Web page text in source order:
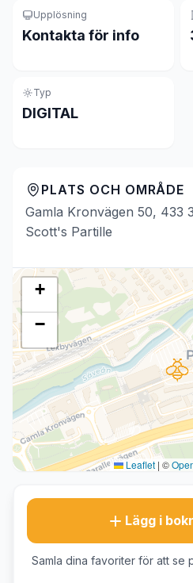
Upplösning
Kontakta för info
Typ
DIGITAL
PLATS OCH OMRÅDE
Gamla Kronvägen 50, 433
Scott's Partille
+
−
Leaflet | ©
Lägg i
Samla dina favoriter för att se